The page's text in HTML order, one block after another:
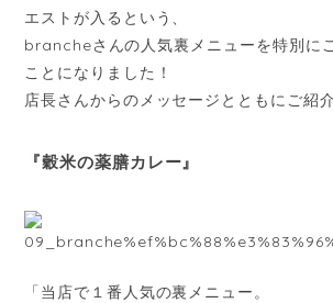
エストが入るという、
brancheさんの人気裏メニューを特別に
ことになりました！
店長さんからのメッセージとともにご紹
『穀米の薬膳カレー』
「当店で１番人気の裏メニュー。